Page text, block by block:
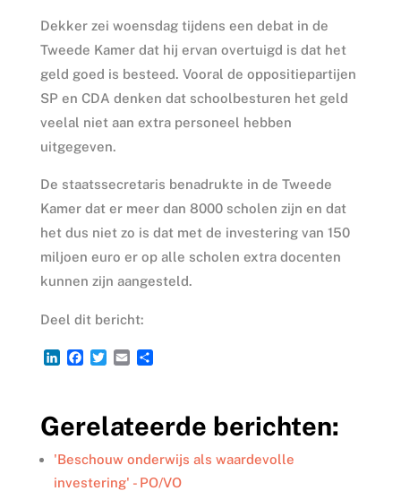
Dekker zei woensdag tijdens een debat in de
Tweede Kamer dat hij ervan overtuigd is dat het
geld goed is besteed. Vooral de oppositiepartijen
SP en CDA denken dat schoolbesturen het geld
veelal niet aan extra personeel hebben
uitgegeven.
De staatssecretaris benadrukte in de Tweede
Kamer dat er meer dan 8000 scholen zijn en dat
het dus niet zo is dat met de investering van 150
miljoen euro er op alle scholen extra docenten
kunnen zijn aangesteld.
Deel dit bericht:
L
e
d
I
n
F
b
o
o
k
T
t
e
r
E
l
D
n
Gerelateerde berichten:
'Beschouw onderwijs als waardevolle
investering' - PO/VO